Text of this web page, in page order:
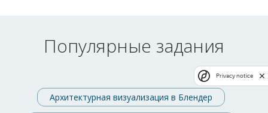
Популярные задания
Архитектурная визуализация в Блендер
Privacy notice